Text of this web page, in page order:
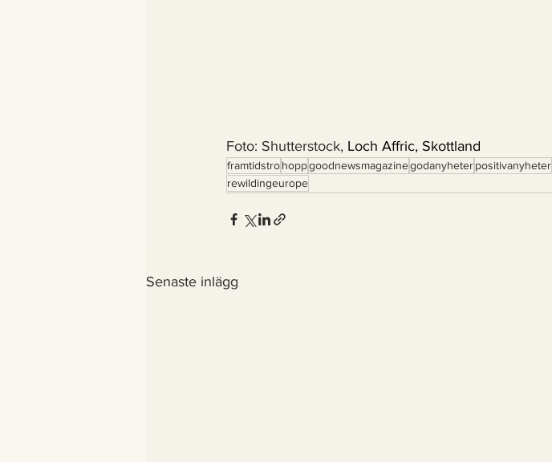
Foto: Shutterstock, Loch Affric, Skottland
framtidstrohoppgoodnewsmagazinegodanyheterpositivanyheter
rewildingeurope
Senaste inlägg